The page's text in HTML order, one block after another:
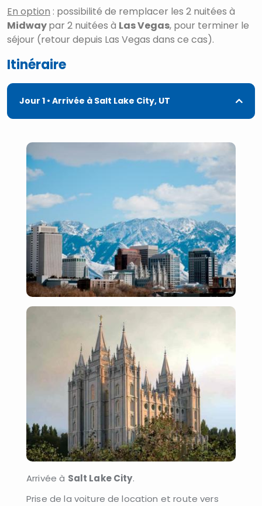
En option : possibilité de remplacer les 2 nuitées à
Midwaypar 2 nuitées à Las Vegas, pour terminer le
séjour (retour depuis Las Vegas dans ce cas).
Itinéraire
Jour 1 • Arrivée à Salt Lake City, UT
Arrivée à Salt Lake City.
Prise de la voiture de location et route vers